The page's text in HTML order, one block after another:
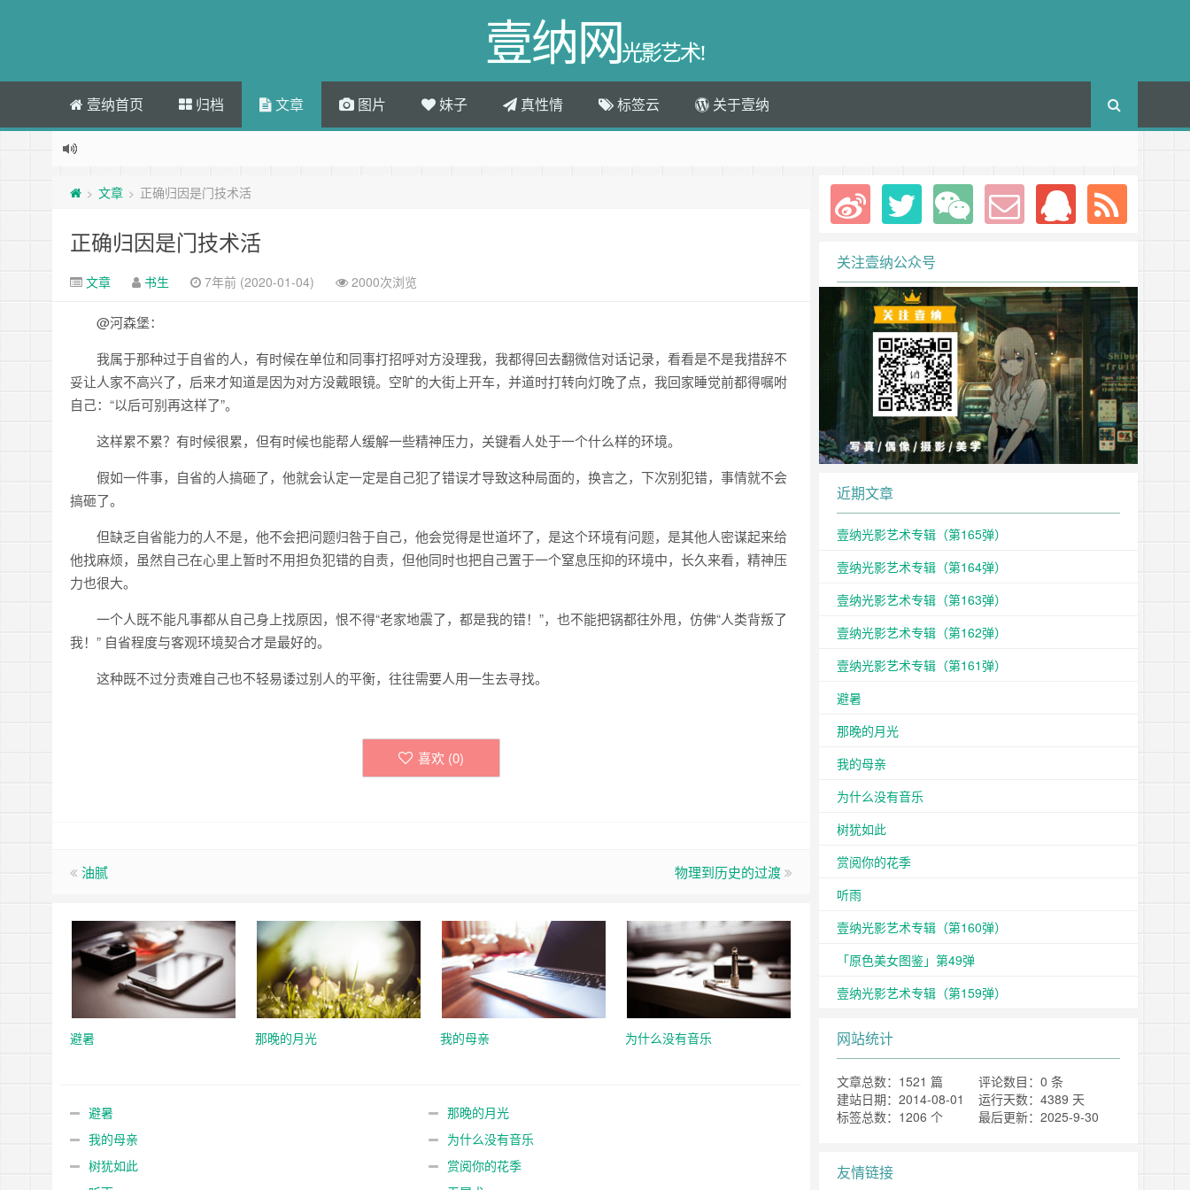
壹纳网光影艺术!
壹纳首页 归档 文章 图片 妹子 真性情 标签云 关于壹纳
> 文章 > 正确归因是门技术活
正确归因是门技术活
文章 书生 7年前 (2020-01-04) 2000次浏览
@河森堡：
我属于那种过于自省的人，有时候在单位和同事打招呼对方没理我，我都得回去翻微信对话记录，看看是不是我措辞不
妥让人家不高兴了，后来才知道是因为对方没戴眼镜。空旷的大街上开车，并道时打转向灯晚了点，我回家睡觉前都得嘱咐
自己：“以后可别再这样了”。
这样累不累？有时候很累，但有时候也能帮人缓解一些精神压力，关键看人处于一个什么样的环境。
假如一件事，自省的人搞砸了，他就会认定一定是自己犯了错误才导致这种局面的，换言之，下次别犯错，事情就不会
搞砸了。
但缺乏自省能力的人不是，他不会把问题归咎于自己，他会觉得是世道坏了，是这个环境有问题，是其他人密谋起来给
他找麻烦，虽然自己在心里上暂时不用担负犯错的自责，但他同时也把自己置于一个窒息压抑的环境中，长久来看，精神压
力也很大。
一个人既不能凡事都从自己身上找原因，恨不得“老家地震了，都是我的错！”，也不能把锅都往外甩，仿佛“人类背叛了
我！” 自省程度与客观环境契合才是最好的。
这种既不过分责难自己也不轻易诿过别人的平衡，往往需要人用一生去寻找。
喜欢 (0)
油腻 物理到历史的过渡
避暑 那晚的月光 我的母亲 为什么没有音乐
避暑
那晚的月光
我的母亲
为什么没有音乐
树犹如此
赏阅你的花季
关注壹纳公众号
近期文章
壹纳光影艺术专辑（第165弹）
壹纳光影艺术专辑（第164弹）
壹纳光影艺术专辑（第163弹）
壹纳光影艺术专辑（第162弹）
壹纳光影艺术专辑（第161弹）
避暑
那晚的月光
我的母亲
为什么没有音乐
树犹如此
赏阅你的花季
听雨
壹纳光影艺术专辑（第160弹）
「原色美女图鉴」第49弹
壹纳光影艺术专辑（第159弹）
网站统计
文章总数：1521 篇
评论数目：0 条
建站日期：2014-08-01
运行天数：4389 天
标签总数：1206 个
最后更新：2025-9-30
友情链接